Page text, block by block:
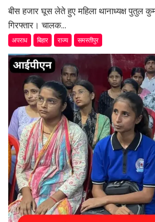
बीस हजार घूस लेते हुए महिला थानाध्यक्ष पुतुल
गिरफ्तार। चालक...
अपराध बिहार राज्य समस्तीपुर